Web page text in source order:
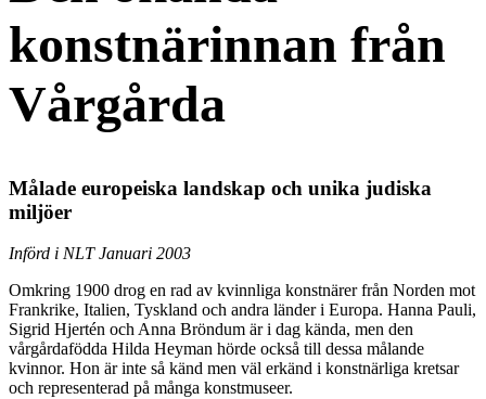
konstnärinnan från
Vårgårda
Målade europeiska landskap och unika judiska
miljöer
Införd i NLT Januari 2003
Omkring 1900 drog en rad av kvinnliga konstnärer från Norden mot
Frankrike, Italien, Tyskland och andra länder i Europa. Hanna Pauli,
Sigrid Hjertén och Anna Bröndum är i dag kända, men den
vårgårdafödda Hilda Heyman hörde också till dessa målande
kvinnor. Hon är inte så känd men väl erkänd i konstnärliga kretsar
och representerad på många konstmuseer.